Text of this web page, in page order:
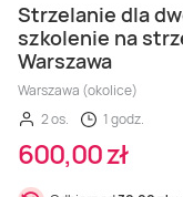
Strzelanie dla
szkolenie na
Warszawa
Warszawa (okolice)
2 os.
1 godz.
600,00 zł